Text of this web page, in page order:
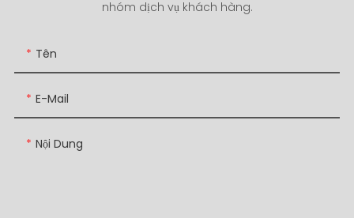
nhóm dịch vụ khách hàng.
Tên
E-Mail
Nội Dung